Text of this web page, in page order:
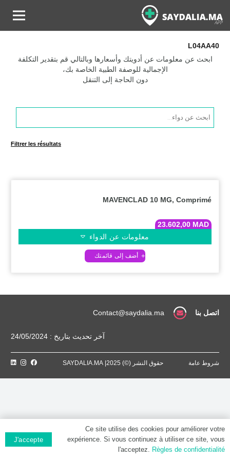
L04AA40
ابحث عن معلومات عن أدويتك وأسعارها وبالتالي قم بتقدير التكلفة
الإجمالية للوصفة الطبية الخاصة بك،
دون الحاجة إلى التنقل
Products
search
Filtrer les résultats
MAVENCLAD 10 MG, Comprimé
23.602,00 MAD
معلومات عن الدواء
اتصل بنا Contact@saydalia.ma
آخر تحديث بتاريخ : 24/05/2024
شروط عامة حقوق النشر (©) 2025| SAYDALIA.MA
Ce site utilise des cookies pour améliorer votre
expérience. Si vous continuez à utiliser ce site, vous
l'acceptez. Règles de confidentialité
J'accepte